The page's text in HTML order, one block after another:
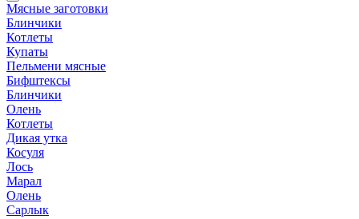
Мясные заготовки
Блинчики
Котлеты
Купаты
Пельмени мясные
Бифштексы
Блинчики
Олень
Котлеты
Дикая утка
Косуля
Лось
Марал
Олень
Сарлык